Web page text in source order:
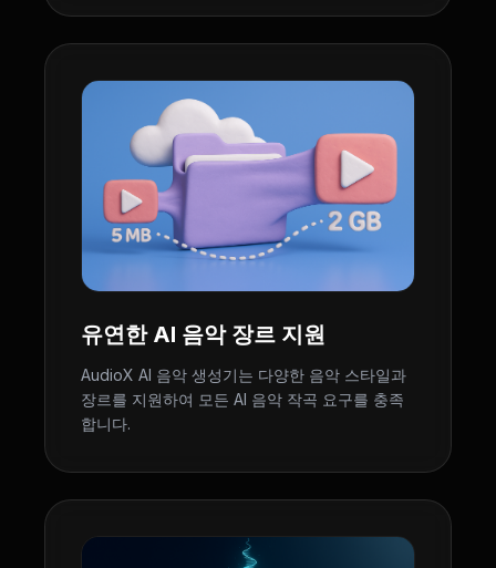
유연한 AI 음악 장르 지원
AudioX AI 음악 생성기는 다양한 음악 스타일과
장르를 지원하여 모든 AI 음악 작곡 요구를 충족
합니다.